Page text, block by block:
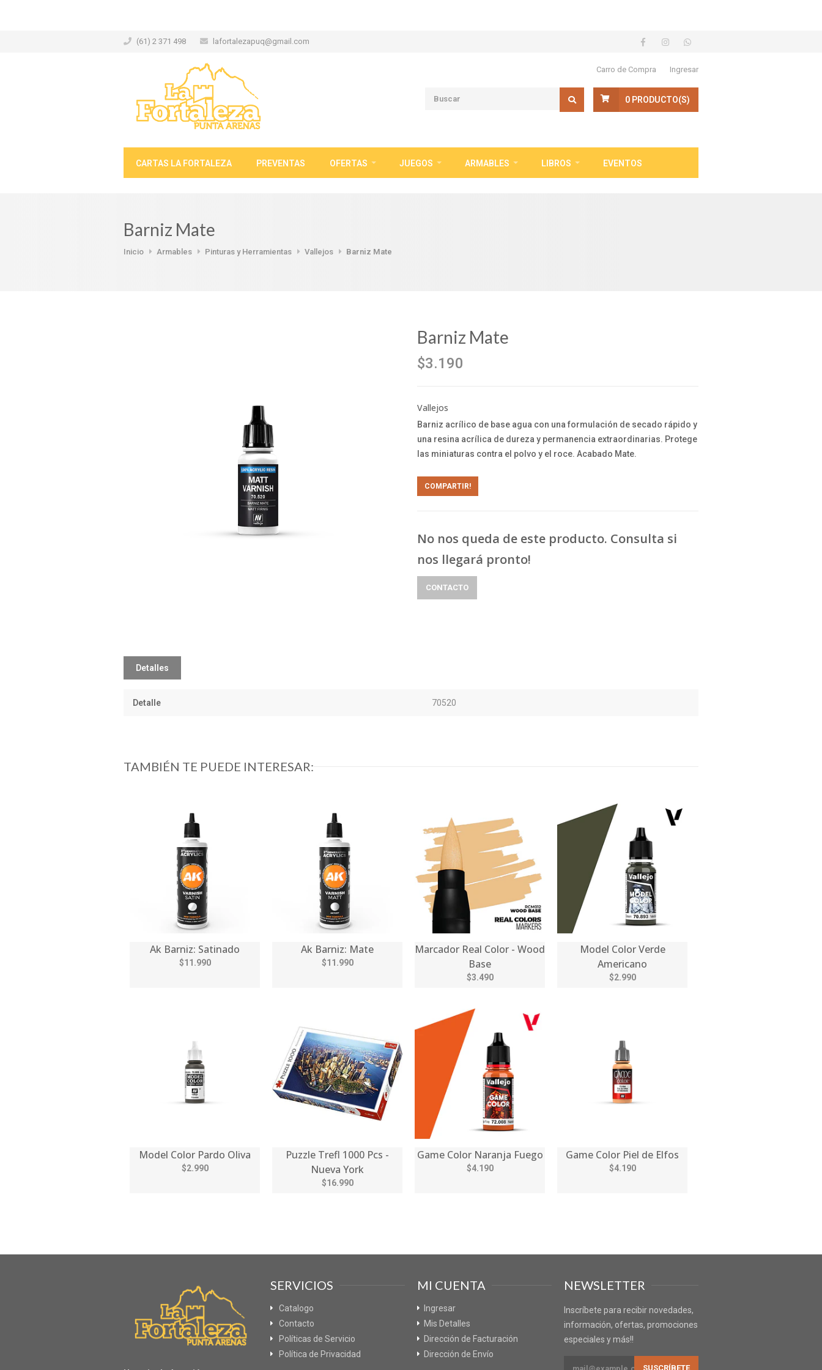
(61) 2 371 498 lafortalezapuq@gmail.com
Carro de Compra Ingresar
0 PRODUCTO(S)
CARTAS LA FORTALEZA PREVENTAS OFERTAS JUEGOS ARMABLES LIBROS EVENTOS
Barniz Mate
Inicio Armables Pinturas y Herramientas Vallejos Barniz Mate
Barniz Mate
$3.190
Vallejos
Barniz acrílico de base agua con una formulación de secado rápido y
una resina acrílica de dureza y permanencia extraordinarias. Protege
las miniaturas contra el polvo y el roce. Acabado Mate.
COMPARTIR!
No nos queda de este producto. Consulta si
nos llegará pronto!
CONTACTO
Detalles
Detalle 70520
TAMBIÉN TE PUEDE INTERESAR:
Ak Barniz: Satinado
$11.990
Ak Barniz: Mate
$11.990
Marcador Real Color - Wood
Base
$3.490
Model Color Verde
Americano
$2.990
Model Color Pardo Oliva
$2.990
Puzzle Trefl 1000 Pcs -
Nueva York
$16.990
Game Color Naranja Fuego
$4.190
Game Color Piel de Elfos
$4.190
SERVICIOS
Catalogo
Contacto
Políticas de Servicio
Política de Privacidad
MI CUENTA
Ingresar
Mis Detalles
Dirección de Facturación
Dirección de Envío
NEWSLETTER
Inscríbete para recibir novedades,
información, ofertas, promociones
especiales y más!!